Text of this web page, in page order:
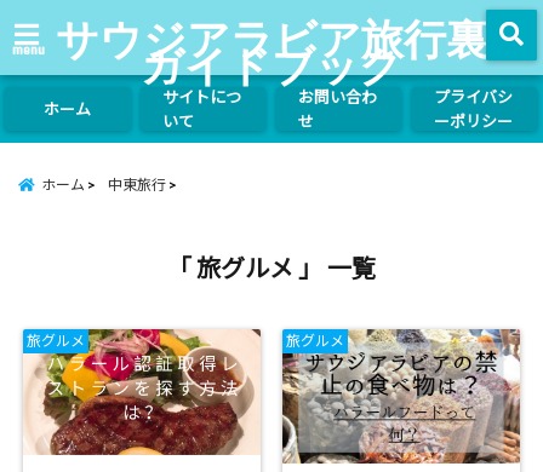
menu サウジアラビア旅行裏
ガイドブック
ホーム
サイトにつ
いて
お問い合わ
せ
プライバシ
ーポリシー
ホーム 中東旅行
「 旅グルメ 」 一覧
旅グルメ 旅グルメ